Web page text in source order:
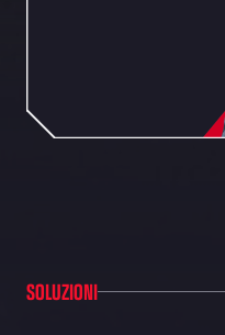
SOLUZIONI